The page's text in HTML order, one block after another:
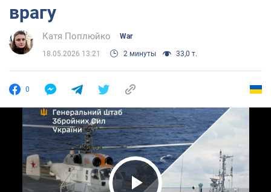
врагу
Катя Поплюйко War
18.05.2026 13:21 2 минуты 33,0 т.
0